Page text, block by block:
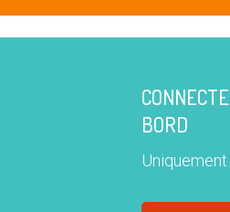
BORD